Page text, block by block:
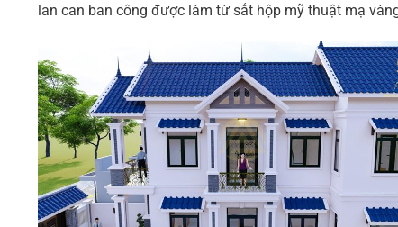
lan can ban công được làm từ sắt hộp mỹ thuật mạ